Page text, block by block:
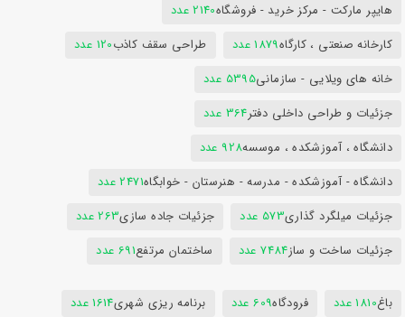
هایپر مارکت - مرکز خرید - فروشگاه2140 عدد
کارخانه صنعتی ، کارگاه1879 عدد طراحی سقف کاذب120 عدد
خانه های ویلایی - سازمانی5395 عدد
جزئیات و طراحی داخلی دفتر364 عدد
دانشگاه ، آموزشکده ، موسسه928 عدد
دانشگاه - آموزشکده - مدرسه - هنرستان - خوابگاه2471 عدد
جزئیات میلگرد گذاری573 عدد جزئیات جاده سازی263 عدد
جزئیات ساخت و ساز7484 عدد ساختمان مرتفع691 عدد
باغ1810 عدد فرودگاه609 عدد برنامه ریزی شهری1614 عدد